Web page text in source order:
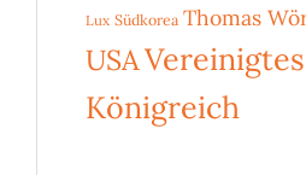
Lux Südkorea Thomas
USAVereinigtes
Königreich